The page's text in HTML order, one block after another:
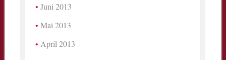
Juni 2013
Mai 2013
April 2013